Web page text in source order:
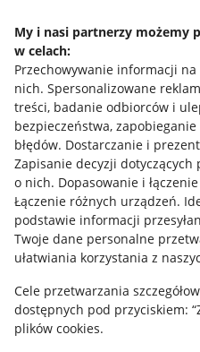
My i nasi partnerzy możemy
w celach:
Przechowywanie informacji
nich. Spersonalizowane
treści, badanie odbiorców i
bezpieczeństwa,
błędów. Dostarczanie i
Zapisanie decyzji
o nich. Dopasowanie i
Łączenie różnych urządzeń.
podstawie informacji
Twoje dane personalne
ułatwiania korzystania z
Cele przetwarzania
dostępnych pod przyciskiem:
plików cookies.
Mapa miejscowości
Informacje prawne
Regulamin
Polityka plików "cookies"
Ustawienia plików "cookies"
Udostępnianie lokalizacji
Informacje dla Aktu o
Pobierz aplikację